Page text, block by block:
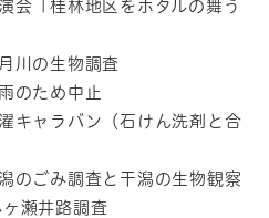
会「桂林地区をホタルの舞う
川の生物調査
のため中止
キャラバン（石けん洗剤と合
のごみ調査と干潟の生物観察
瀬井路調査